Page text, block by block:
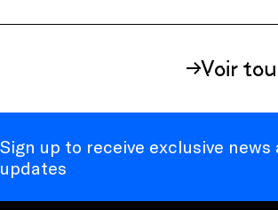
Voir
Sign up to receive exclusive news
updates